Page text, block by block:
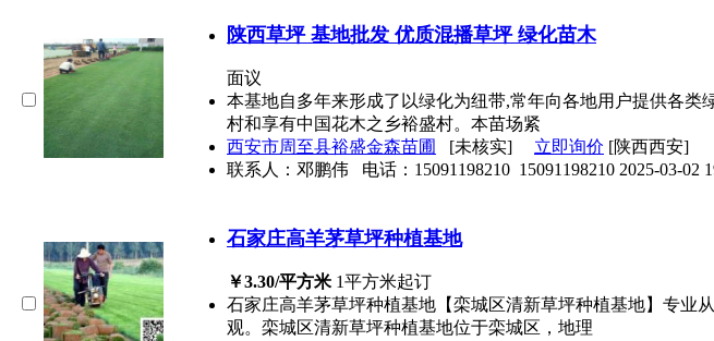
陕西草坪 基地批发 优质混播草坪 绿化苗木
面议
本基地自多年来形成了以绿化为纽带,常年向各地用户提供各
村和享有中国花木之乡裕盛村。本苗场紧
西安市周至县裕盛金森苗圃
[未核实] 立即询价 [陕西西安]
联系人：邓鹏伟
电话： 15091198210 15091198210 2025-03-02
石家庄高羊茅草坪种植基地
￥3.30/平方米 1平方米起订
石家庄高羊茅草坪种植基地【栾城区清新草坪种植基地】专业
观。栾城区清新草坪种植基地位于栾城区，地理